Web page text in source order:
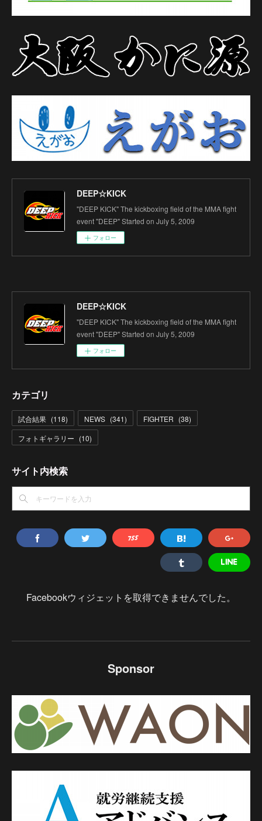
DEEP☆KICK
"DEEP KICK" The kickboxing field of the MMA fight
event "DEEP" Started on July 5, 2009
フォロー
DEEP☆KICK
"DEEP KICK" The kickboxing field of the MMA fight
event "DEEP" Started on July 5, 2009
フォロー
カテゴリ
試合結果 (118) NEWS (341) FIGHTER (38)
フォトギャラリー (10)
サイト内検索
Facebookウィジェットを取得できませんでした。
Sponsor